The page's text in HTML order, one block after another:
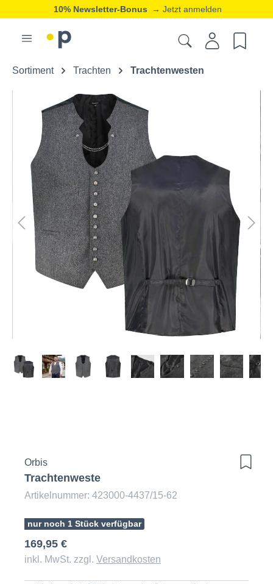
10% Newsletter-Bonus → Jetzt anmelden
Sortiment Trachten Trachtenwesten
Orbis
Trachtenweste
Artikelnummer: 423000-4437/15-62
nur noch 1 Stück verfügbar
169,95 €
inkl. MwSt. zzgl. Versandkosten